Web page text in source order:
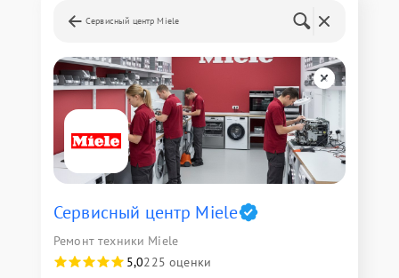
Сервисный центр Miele
Сервисный центр Miele
Ремонт техники Miele
5,0225 оценки